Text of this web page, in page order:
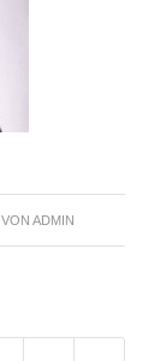
VON ADMIN